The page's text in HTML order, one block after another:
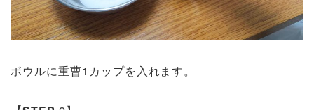
ボウルに重曹1カップを入れます。